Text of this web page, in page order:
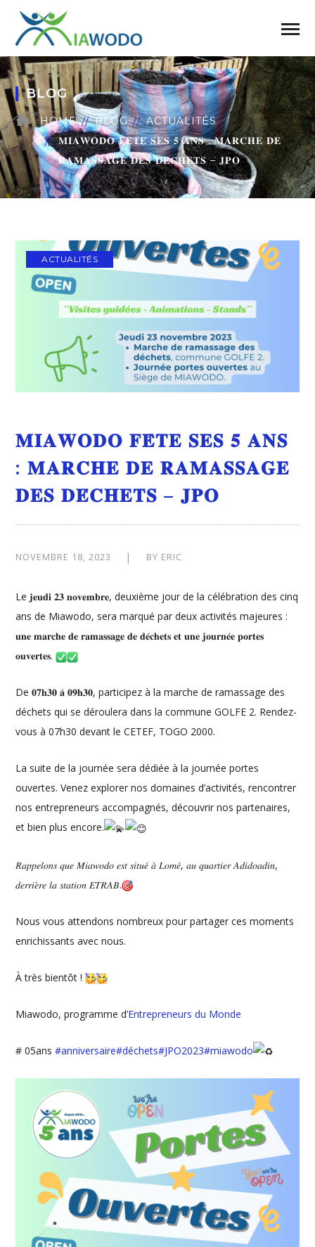
BLOG
HOME BLOG
ACTUALITÉS
𝐌𝐈𝐀𝐖𝐎𝐃𝐎 𝐅𝐄̂𝐓𝐄 𝐒𝐄𝐒 𝟓 𝐀𝐍𝐒 : 𝐌𝐀𝐑𝐂𝐇𝐄 𝐃𝐄
𝐑𝐀𝐌𝐀𝐒𝐒𝐀𝐆𝐄 𝐃𝐄𝐒 𝐃𝐄́𝐂𝐇𝐄𝐓𝐒 – 𝐉𝐏𝐎
ACTUALITÉS
𝐌𝐈𝐀𝐖𝐎𝐃𝐎 𝐅𝐄̂𝐓𝐄 𝐒𝐄𝐒 𝟓 𝐀𝐍𝐒
: 𝐌𝐀𝐑𝐂𝐇𝐄 𝐃𝐄 𝐑𝐀𝐌𝐀𝐒𝐒𝐀𝐆𝐄
𝐃𝐄𝐒 𝐃𝐄́𝐂𝐇𝐄𝐓𝐒 – 𝐉𝐏𝐎
NOVEMBRE 18, 2023 BY ERIC
Le 𝐣𝐞𝐮𝐝𝐢 𝟐𝟑 𝐧𝐨𝐯𝐞𝐦𝐛𝐫𝐞, deuxième jour de la célébration des cinq
ans de Miawodo, sera marqué par deux activités majeures :
𝐮𝐧𝐞 𝐦𝐚𝐫𝐜𝐡𝐞 𝐝𝐞 𝐫𝐚𝐦𝐚𝐬𝐬𝐚𝐠𝐞 𝐝𝐞 𝐝𝐞́𝐜𝐡𝐞𝐭𝐬 𝐞𝐭 𝐮𝐧𝐞 𝐣𝐨𝐮𝐫𝐧𝐞́𝐞 𝐩𝐨𝐫𝐭𝐞𝐬
𝐨𝐮𝐯𝐞𝐫𝐭𝐞𝐬.
De 𝟎𝟕𝐡𝟑𝟎 𝐚̀ 𝟎𝟗𝐡𝟑𝟎, participez à la marche de ramassage des
déchets qui se déroulera dans lacommune GOLFE 2. Rendez-
vous à 07h30 devant le CETEF, TOGO 2000.
La suite de la journée sera dédiée à la journée portes
ouvertes. Venez explorer nos domaines d’activités, rencontrer
nos entrepreneurs accompagnés, découvrir nos partenaires,
et bien plus encore.
𝑅𝑎𝑝𝑝𝑒𝑙𝑜𝑛𝑠 𝑞𝑢𝑒 𝑀𝑖𝑎𝑤𝑜𝑑𝑜 𝑒𝑠𝑡 𝑠𝑖𝑡𝑢𝑒́ 𝑎̀ 𝐿𝑜𝑚𝑒́, 𝑎𝑢 𝑞𝑢𝑎𝑟𝑡𝑖𝑒𝑟 𝐴𝑑𝑖𝑑𝑜𝑎𝑑𝑖𝑛,
𝑑𝑒𝑟𝑟𝑖𝑒̀𝑟𝑒 𝑙𝑎 𝑠𝑡𝑎𝑡𝑖𝑜𝑛 𝐸𝑇𝑅𝐴𝐵.
Nous vous attendons nombreux pour partager ces moments
enrichissants avec nous.
À très bientôt !
Miawodo, programme d’Entrepreneurs du Monde
# 05ans#anniversaire#déchets#JPO2023#miawodo